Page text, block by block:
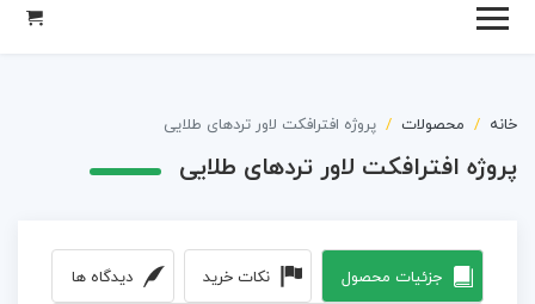
خانه محصولات پروژه افترافکت لاور تردهای طلایی
پروژه افترافکت لاور تردهای طلایی
جزئیات محصول نکات خرید دیدگاه ها